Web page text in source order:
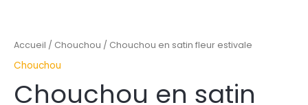
Accueil / Chouchou / Chouchou en satin fleur estivale
Chouchou
Chouchou en satin
Chouchou
en
fleur